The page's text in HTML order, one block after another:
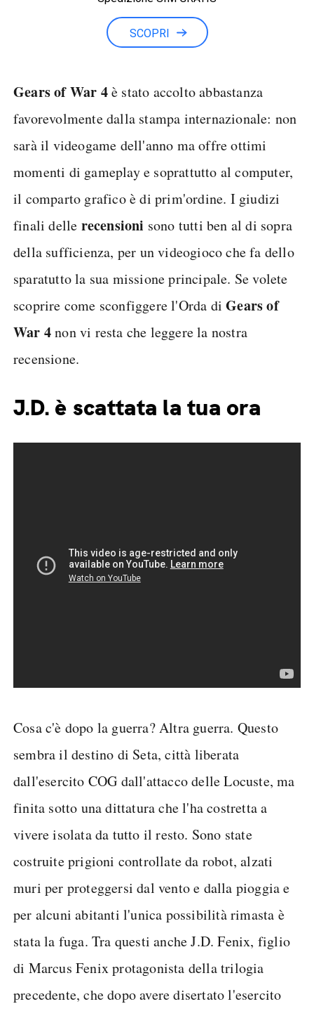
SCOPRI
Gears of War 4è stato accolto abbastanza
favorevolmente dalla stampa internazionale: non
sarà il videogame dell'anno ma offre ottimi
momenti di gameplay e soprattutto al computer,
il comparto grafico è di prim'ordine. I giudizi
finali delle recensioni sono tutti ben al di sopra
della sufficienza, per un videogioco che fa dello
sparatutto la sua missione principale. Se volete
scoprire come sconfiggere l'Orda diGears of
War 4non vi resta che leggere la nostra
recensione.
J.D. è scattata la tua ora
Cosa c'è dopo la guerra? Altra guerra. Questo
sembra il destino di Seta, città liberata
dall'esercito COG dall'attacco delle Locuste, ma
finita sotto una dittatura che l'ha costretta a
vivere isolata da tutto il resto. Sono state
costruite prigioni controllate da robot, alzati
muri per proteggersi dal vento e dalla pioggia e
per alcuni abitanti l'unica possibilità rimasta è
stata la fuga. Tra questi anche J.D. Fenix, figlio
di Marcus Fenix protagonista della trilogia
precedente, che dopo avere disertato l'esercito